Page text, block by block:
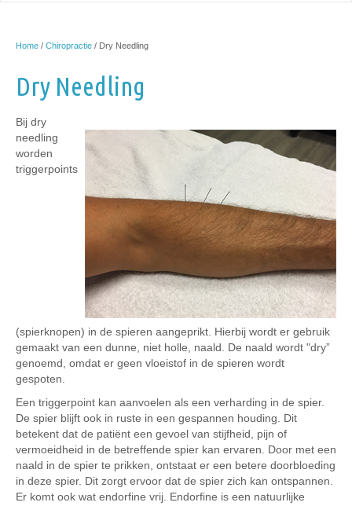
CONTACT
Home / Chiropractie / Dry Needling
Dry Needling
Bij dry
needling
worden
triggerpoints
(spierknopen) in de spieren aangeprikt. Hierbij wordt er gebruik
gemaakt van een dunne, niet holle, naald. De naald wordt "dry”
genoemd, omdat er geen vloeistof in de spieren wordt
gespoten.
Een triggerpoint kan aanvoelen als een verharding in de spier.
De spier blijft ook in ruste in een gespannen houding. Dit
betekent dat de patiënt een gevoel van stijfheid, pijn of
vermoeidheid in de betreffende spier kan ervaren. Door met een
naald in de spier te prikken, ontstaat er een betere doorbloeding
in deze spier. Dit zorgt ervoor dat de spier zich kan ontspannen.
Er komt ook wat endorfine vrij. Endorfine is een natuurlijke